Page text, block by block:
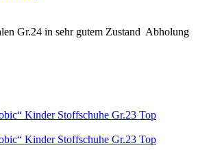
Gr.24 in sehr gutem Zustand Abholung